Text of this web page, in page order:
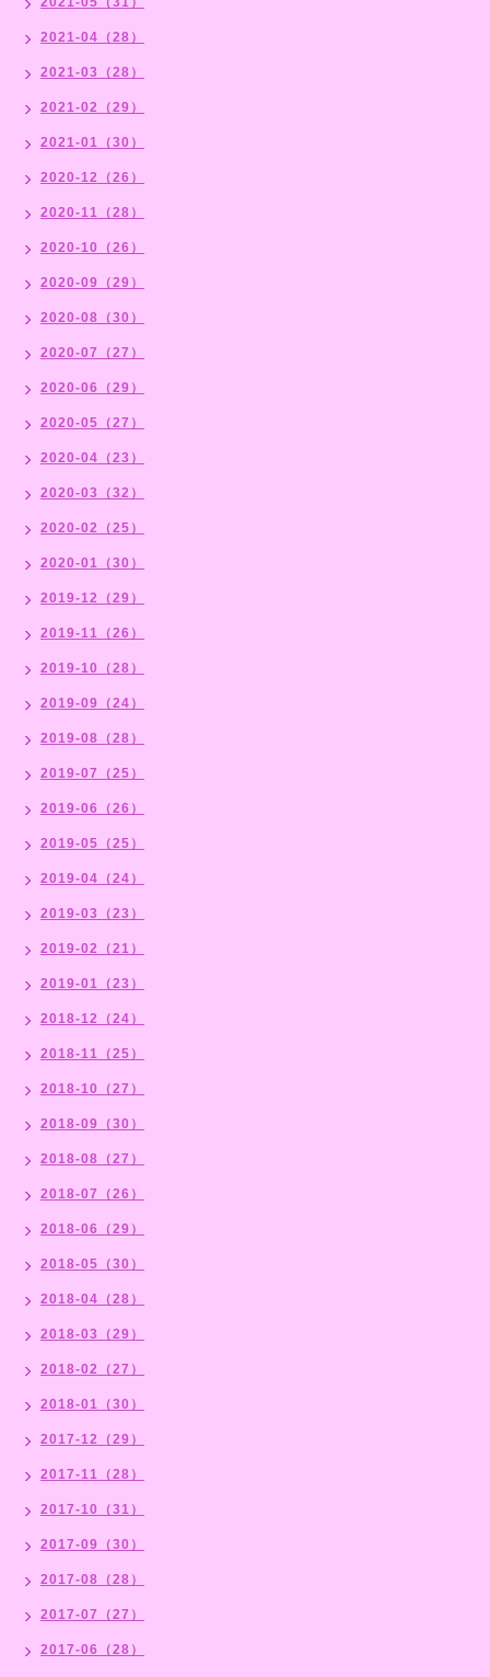
2021-04（28）
2021-03（28）
2021-02（29）
2021-01（30）
2020-12（26）
2020-11（28）
2020-10（26）
2020-09（29）
2020-08（30）
2020-07（27）
2020-06（29）
2020-05（27）
2020-04（23）
2020-03（32）
2020-02（25）
2020-01（30）
2019-12（29）
2019-11（26）
2019-10（28）
2019-09（24）
2019-08（28）
2019-07（25）
2019-06（26）
2019-05（25）
2019-04（24）
2019-03（23）
2019-02（21）
2019-01（23）
2018-12（24）
2018-11（25）
2018-10（27）
2018-09（30）
2018-08（27）
2018-07（26）
2018-06（29）
2018-05（30）
2018-04（28）
2018-03（29）
2018-02（27）
2018-01（30）
2017-12（29）
2017-11（28）
2017-10（31）
2017-09（30）
2017-08（28）
2017-07（27）
2017-06（28）